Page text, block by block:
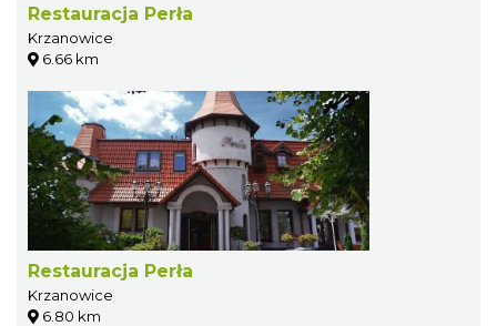
Restauracja Perła
Krzanowice
6.66 km
Restauracja Perła
Krzanowice
6.80 km